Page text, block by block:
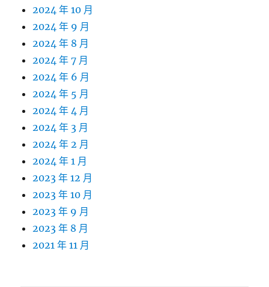
2024 年 10 月
2024 年 9 月
2024 年 8 月
2024 年 7 月
2024 年 6 月
2024 年 5 月
2024 年 4 月
2024 年 3 月
2024 年 2 月
2024 年 1 月
2023 年 12 月
2023 年 10 月
2023 年 9 月
2023 年 8 月
2021 年 11 月